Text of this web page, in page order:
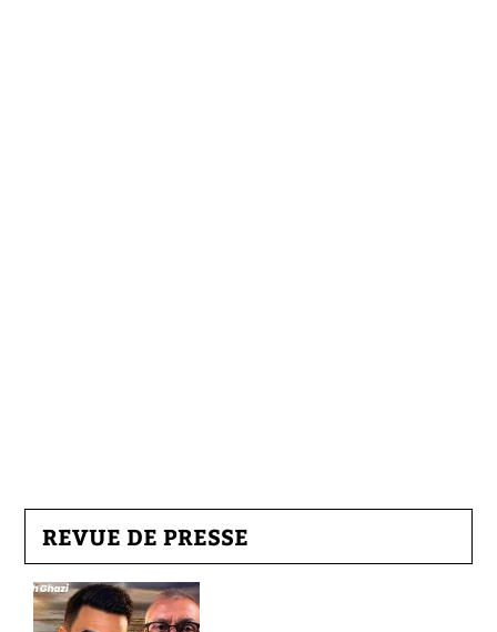
REVUE DE PRESSE